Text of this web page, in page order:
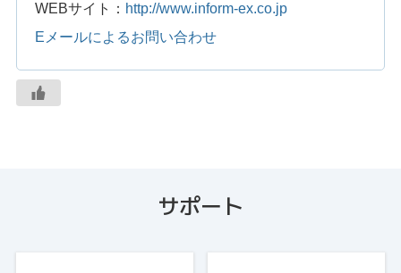
WEBサイト： http://www.inform-ex.co.jp
Eメールによるお問い合わせ
サポート